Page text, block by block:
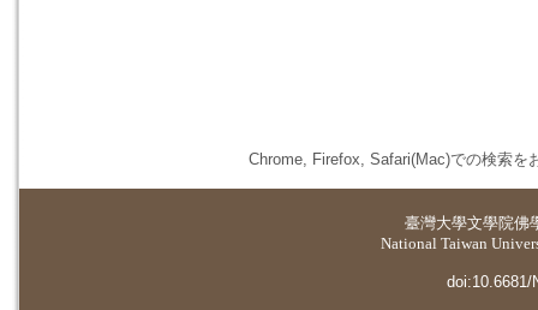
Chrome, Firefox, Safari(Mac)での検索を
臺灣大學文學院佛
National Taiwan
doi:10.6681/